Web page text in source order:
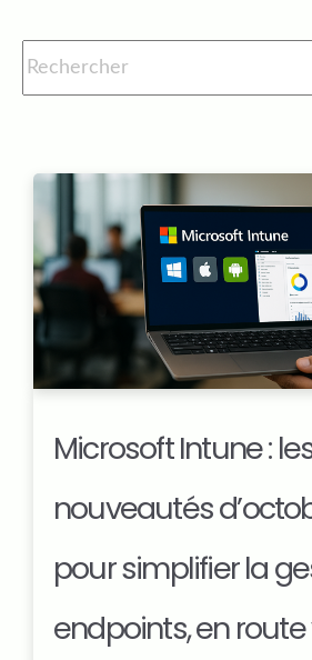
Microsoft Intune :
nouveautés
pour simplifier la
endpoints, en route